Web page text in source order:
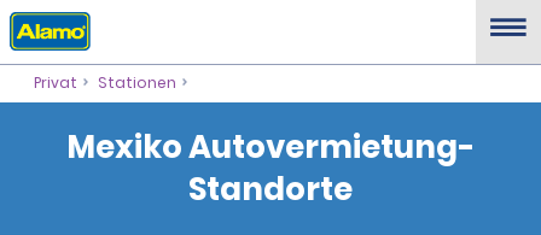
Privat Stationen
Mexiko Autovermietung-
Standorte